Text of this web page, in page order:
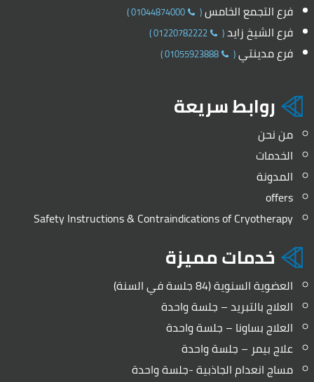
فرع التجمع الخامس(
01044874000
)
فرع الشيخ زايد(
01220782222
)
فرع مدينتي(
01055923888
)
روابط سريعة
من نحن
الخدمات
المدونة
offers
Safety Instructions & Contraindications of Cryotherapy
خدمات مميزة
العضوية السنوية (84 جلسة في السنة)
العلاج بالتبريد – جلسة واحدة
العلاج بساونا – جلسة واحدة
علاج بيمر – جلسة واحدة
مساج انعدام الجاذبية -جلسة واحدة